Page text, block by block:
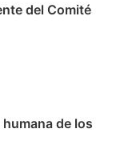
del Comité
de los